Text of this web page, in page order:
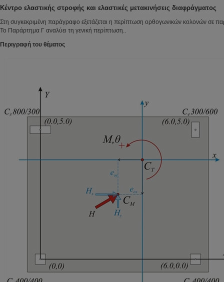
Κέντρο ελαστικής στροφής και ελαστικές μετακινήσεις διαφράγματος
Στη συγκεκριμένη παράγραφο εξετάζεται η περίπτωση ορθογωνικών κολονών σε
Το Παράρτημα Γ αναλύει τη γενική περίπτωση..
Περιγραφή του θέματος